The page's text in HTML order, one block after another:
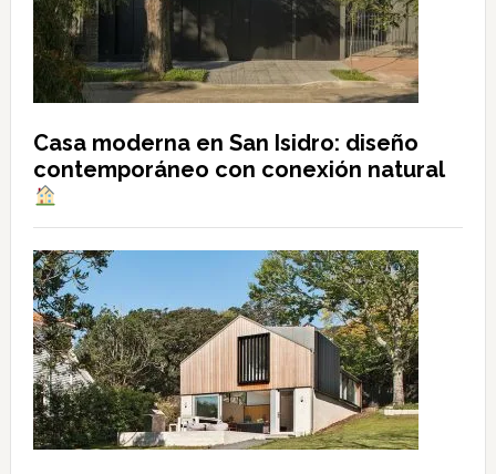
Casa moderna en San Isidro: diseño
contemporáneo con conexión natural